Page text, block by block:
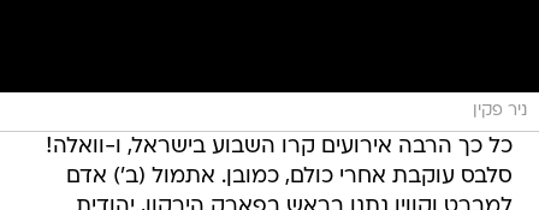
כל כך הרבה אירועים קרו השבוע בישראל, ו-וואלה!
סלבס עוקבת אחרי כולם, כמובן. אתמול (ב') אדם
למברט וקווין נתנו בראש בפארק הירקון, יהודית
ושימי חגגו במסיבת החתונה שלהם, והיום יעלו על